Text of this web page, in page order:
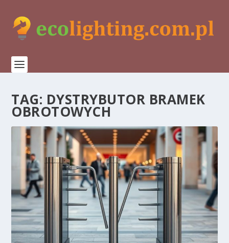
TAG: DYSTRYBUTOR BRAMEK
OBROTOWYCH